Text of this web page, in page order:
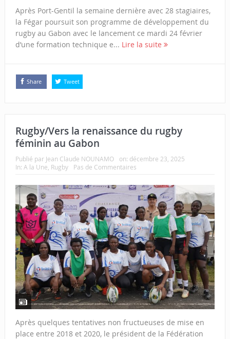
Après Port-Gentil la semaine dernière avec 28 stagiaires,
la Fégar poursuit son programme de développement du
rugby au Gabon avec le lancement ce mardi 24 février
d’une formation technique e... Lire la suite
Share Tweet
Rugby/Vers la renaissance du rugby
féminin au Gabon
Publié par Jean Claude NOUNAMO on: décembre 23, 2025
In: A la Une Rugby Pas de Commentaires
Après quelques tentatives non fructueuses de mise en
place entre 2018 et 2020, le président de la Fédération